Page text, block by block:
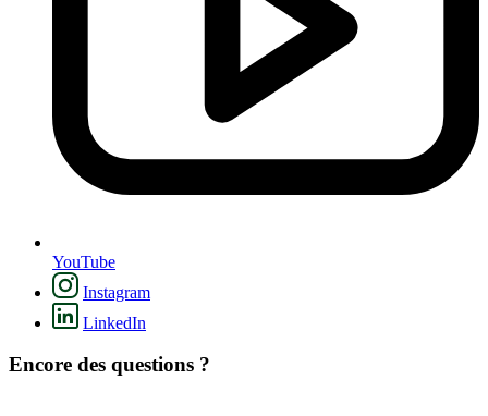
YouTube
Instagram
LinkedIn
Encore des questions ?